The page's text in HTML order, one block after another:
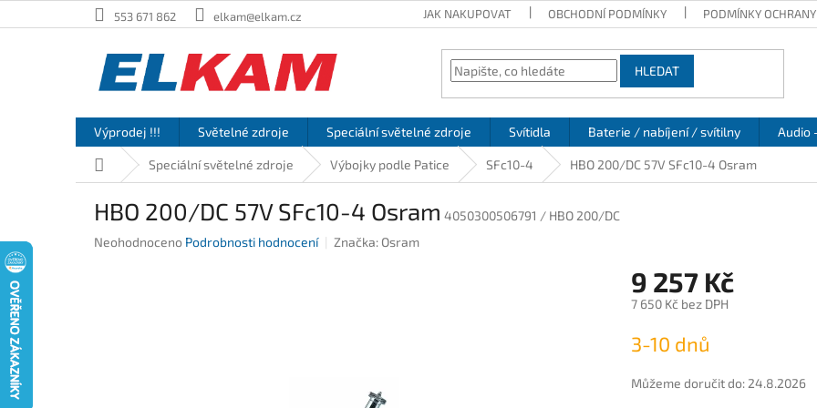
na
553 671 862 elkam@elkam.cz JAK NAKUPOVAT OBCHODNÍ PODMÍNKY PODMÍNKY OCHRANY
HLEDAT
Výprodej !!! Světelné zdroje Speciální světelné zdroje Svítidla Baterie / nabíjení / svítilny Audio
Domů Speciální světelné zdroje Výbojky podle Patice SFc10-4 HBO 200/DC 57V SFc10-4 Osram
HBO 200/DC 57V SFc10-4 Osram 4050300506791 / HBO 200/DC
Průměrné
Neohodnoceno Podrobnosti hodnocení Značka: Osram
9 257 Kč
7 650 Kč bez DPH
cena:
3-10 dnů
Můžeme doručit do:24.8.2026